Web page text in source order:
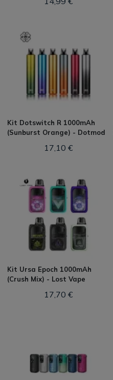
Kit Dotswitch R 1000mAh
(Sunburst Orange) - Dotmod
17,10 €
Kit Ursa Epoch 1000mAh
(Crush Mix) - Lost Vape
17,70 €